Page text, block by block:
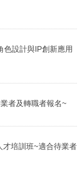
色設計與IP創新應用
者及轉職者報名~
才培訓班~適合待業者